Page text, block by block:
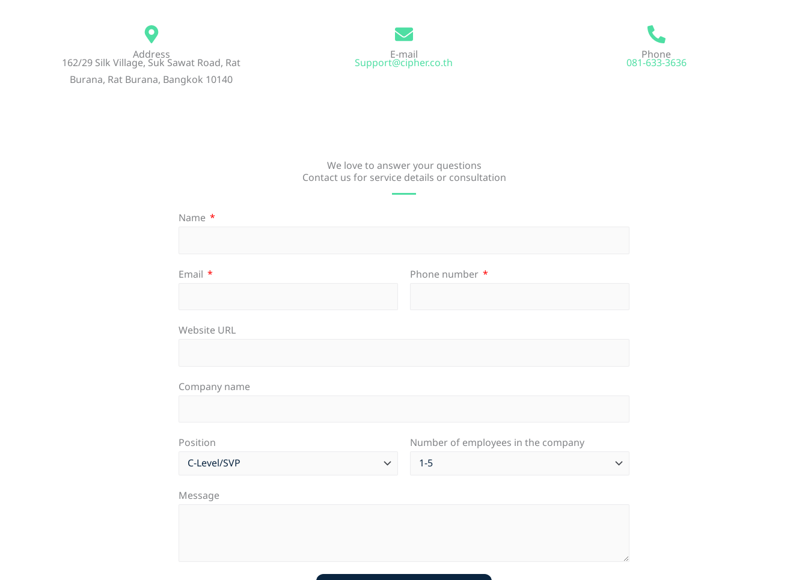
Address
162/29 Silk Village, Suk Sawat Road, Rat
Burana, Rat Burana, Bangkok 10140
E-mail
Support@cipher.co.th
Phone
081-633-3636
We love to answer your questions
Contact us for service details or consultation
Name
Email Phone number
Website URL
Company name
Position Number of employees in the company
Message